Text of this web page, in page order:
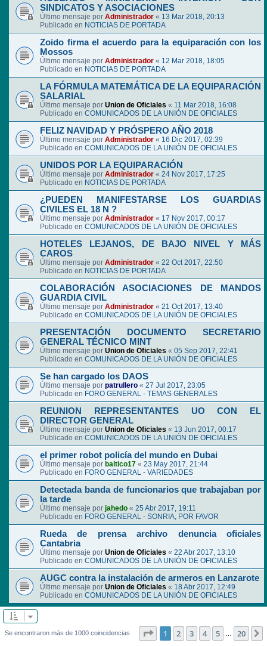
SINDICATOS Y ASOCIACIONES
Último mensaje por Administrador « 13 Mar 2018, 20:13
Publicado en NOTICIAS DE PORTADA
Zoido firma el acuerdo para la equiparación con los
Mossos
Último mensaje por Administrador « 12 Mar 2018, 18:05
Publicado en NOTICIAS DE PORTADA
LA FÓRMULA MATEMÁTICA DE LA EQUIPARACIÓN
SALARIAL
Último mensaje por Union de Oficiales « 11 Mar 2018, 16:08
Publicado en COMUNICADOS DE LA UNIÓN DE OFICIALES
FELIZ NAVIDAD Y PRÓSPERO AÑO 2018
Último mensaje por Administrador « 16 Dic 2017, 02:39
Publicado en COMUNICADOS DE LA UNIÓN DE OFICIALES
UNIDOS POR LA EQUIPARACIÓN
Último mensaje por Administrador « 24 Nov 2017, 17:25
Publicado en NOTICIAS DE PORTADA
¿PUEDEN MANIFESTARSE LOS GUARDIAS
CIVILES EL 18 N ?
Último mensaje por Administrador « 17 Nov 2017, 00:17
Publicado en COMUNICADOS DE LA UNIÓN DE OFICIALES
HOTELES LEJANOS, DE BAJO NIVEL Y MÁS
CAROS
Último mensaje por Administrador « 22 Oct 2017, 22:50
Publicado en NOTICIAS DE PORTADA
COLABORACIÓN ASOCIACIONES DE MANDOS
GUARDIA CIVIL
Último mensaje por Administrador « 21 Oct 2017, 13:40
Publicado en COMUNICADOS DE LA UNIÓN DE OFICIALES
PRESENTACIÓN DOCUMENTO SECRETARIO
GENERAL TÉCNICO MINT
Último mensaje por Union de Oficiales « 05 Sep 2017, 22:41
Publicado en COMUNICADOS DE LA UNIÓN DE OFICIALES
Se han cargado los DAOS
Último mensaje por patrullero « 27 Jul 2017, 23:05
Publicado en FORO GENERAL - TEMAS GENERALES
REUNION REPRESENTANTES UO CON EL
DIRECTOR GENERAL
Último mensaje por Union de Oficiales « 13 Jun 2017, 00:17
Publicado en COMUNICADOS DE LA UNIÓN DE OFICIALES
el primer robot policía del mundo en Dubai
Último mensaje por baltico17 « 23 May 2017, 21:44
Publicado en FORO GENERAL - VARIEDADES
Detectada banda de funcionarios que trabajaban por
la tarde
Último mensaje por jahedo « 25 Abr 2017, 19:11
Publicado en FORO GENERAL - SONRIA, POR FAVOR
Rueda de prensa archivo denuncia oficiales
Cantabria
Último mensaje por Union de Oficiales « 22 Abr 2017, 13:10
Publicado en COMUNICADOS DE LA UNIÓN DE OFICIALES
AUGC contra la instalación de armeros en Lanzarote
Último mensaje por Union de Oficiales « 18 Abr 2017, 12:49
Publicado en COMUNICADOS DE LA UNIÓN DE OFICIALES
Se encontraron más de 1000 coincidencias Página de 20
1 2 3 4 5 … 20